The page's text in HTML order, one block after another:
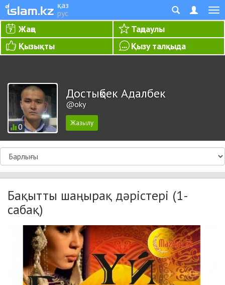
қаз
рус
Жаңа
Таңдаулы
Қызықты
Қызу талқыда
0
Достықбек Адалбек
@oky
Бақытты шаңырақ дәрістері (1-
сабақ)